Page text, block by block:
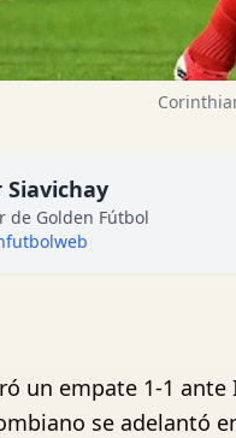
Siavichay
de Golden Fútbol
un empate 1-1 ante
se adelantó